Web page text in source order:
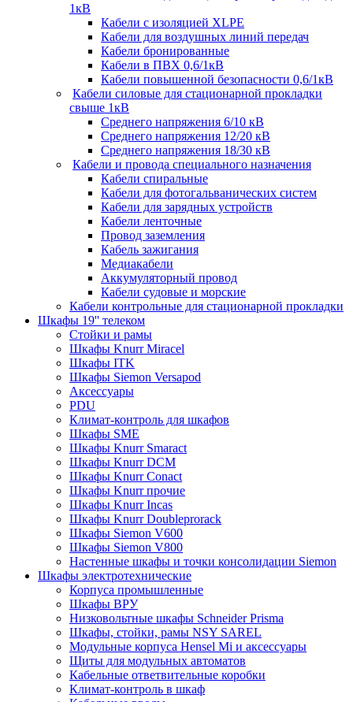
1кВ
Кабели c изоляцией XLPE
Кабели для воздушных линий передач
Кабели бронированные
Кабели в ПВХ 0,6/1кВ
Кабели повышенной безопасности 0,6/1кВ
Кабели силовые для стационарной прокладки
свыше 1кВ
Среднего напряжения 6/10 кВ
Среднего напряжения 12/20 кВ
Среднего напряжения 18/30 кВ
Кабели и провода специального назначения
Кабели спиральные
Кабели для фотогальванических систем
Кабели для зарядных устройств
Кабели ленточные
Провод заземления
Кабель зажигания
Медиакабели
Аккумуляторный провод
Кабели судовые и морские
Кабели контрольные для стационарной прокладки
Шкафы 19'' телеком
Стойки и рамы
Шкафы Knurr Miracel
Шкафы ITK
Шкафы Siemon Versapod
Аксессуары
PDU
Климат-контроль для шкафов
Шкафы SME
Шкафы Knurr Smaract
Шкафы Knurr DCM
Шкафы Knurr Conact
Шкафы Knurr прочие
Шкафы Knurr Incas
Шкафы Knurr Doubleprorack
Шкафы Siemon V600
Шкафы Siemon V800
Настенные шкафы и точки консолидации Siemon
Шкафы электротехнические
Корпуса промышленные
Шкафы ВРУ
Низковольтные шкафы Schneider Prisma
Шкафы, стойки, рамы NSY SAREL
Модульные корпуса Hensel Mi и аксессуары
Щиты для модульных автоматов
Кабельные ответвительные коробки
Климат-контроль в шкаф